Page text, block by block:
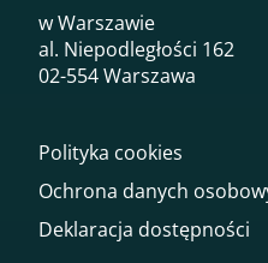
w Warszawie
al. Niepodległości 162
02-554 Warszawa
Polityka cookies
Ochrona danych
Deklaracja dostępności